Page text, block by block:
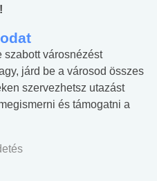
szabott városnézést
járd be a városod összes
szervezhetsz utazást
és támogatni a